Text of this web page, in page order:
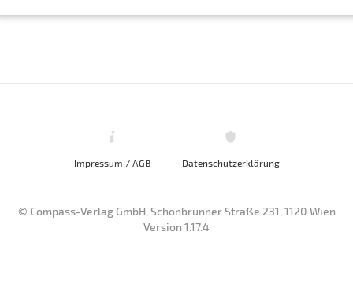
Impressum / AGB Datenschutzerklärung
© Compass-Verlag GmbH, Schönbrunner Straße 231, 1120 Wien
Version 1.17.4